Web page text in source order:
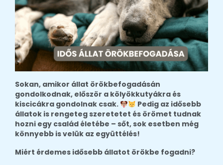
Sokan, amikor állat örökbefogadásán
gondolkodnak, először a kölyökkutyákra és
kiscicákra gondolnak csak.
Pedig az idősebb
állatok is rengeteg szeretetet és örömet tudnak
hozni egy család életébe – sőt, sok esetben még
könnyebb is velük az együttélés!
Miért érdemes idősebb állatot örökbe fogadni?